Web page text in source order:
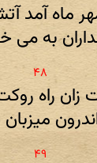
ماه آمد
به
زان راه